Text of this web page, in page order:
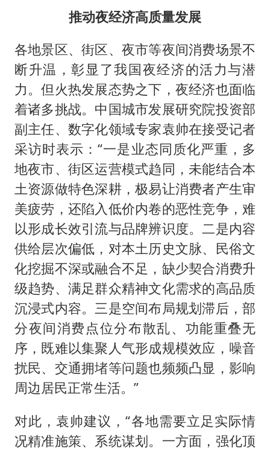
推动夜经济高质量发展
各地景区、街区、夜市等夜间消费场景不
断升温，彰显了我国夜经济的活力与潜
力。但火热发展态势之下，夜经济也面临
着诸多挑战。中国城市发展研究院投资部
副主任、数字化领域专家袁帅在接受记者
采访时表示：“一是业态同质化严重，多
地夜市、街区运营模式趋同，未能结合本
土资源做特色深耕，极易让消费者产生审
美疲劳，还陷入低价内卷的恶性竞争，难
以形成长效引流与品牌辨识度。二是内容
供给层次偏低，对本土历史文脉、民俗文
化挖掘不深或融合不足，缺少契合消费升
级趋势、满足群众精神文化需求的高品质
沉浸式内容。三是空间布局规划滞后，部
分夜间消费点位分布散乱、功能重叠无
序，既难以集聚人气形成规模效应，噪音
扰民、交通拥堵等问题也频频凸显，影响
周边居民正常生活。”
对此，袁帅建议，“各地需要立足实际情
况精准施策、系统谋划。一方面，强化顶